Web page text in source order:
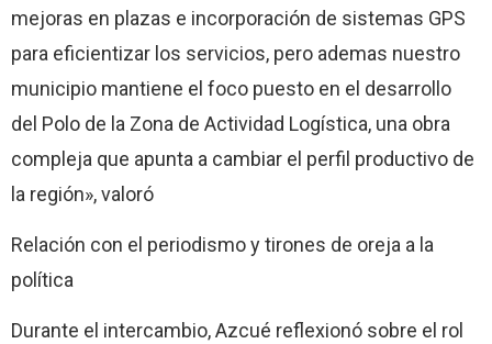
mejoras en plazas e incorporación de sistemas GPS
para eficientizar los servicios, pero ademas nuestro
municipio mantiene el foco puesto en el desarrollo
del Polo de la Zona de Actividad Logística, una obra
compleja que apunta a cambiar el perfil productivo de
la región», valoró
Relación con el periodismo y tirones de oreja a la
política
Durante el intercambio, Azcué reflexionó sobre el rol